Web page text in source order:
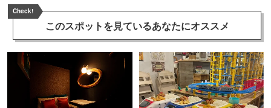
Check!
このスポットを見ているあなたにオススメ